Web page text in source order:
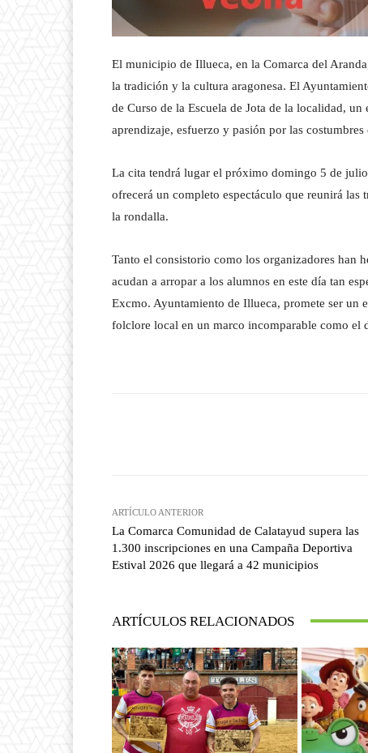
El municipio de Illueca, en la Comarca del
la tradición y la cultura aragonesa. El
de Curso de la Escuela de Jota de la localidad,
aprendizaje, esfuerzo y pasión por las costumbres
La cita tendrá lugar el próximo domingo 5 de
ofrecerá un completo espectáculo que reunirá las
la rondalla.
Tanto el consistorio como los organizadores han
acudan a arropar a los alumnos en este día tan
Excmo. Ayuntamiento de Illueca, promete ser un
folclore local en un marco incomparable como el
ARTÍCULO ANTERIOR
La Comarca Comunidad de Calatayud supera las
1.300 inscripciones en una Campaña Deportiva
Estival 2026 que llegará a 42 municipios
ARTÍCULOS RELACIONADOS